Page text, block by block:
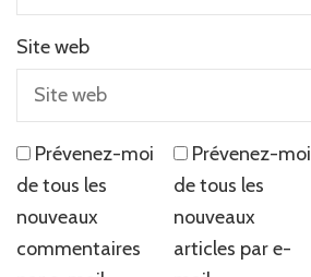
Site web
Prévenez-moi
de tous les
nouveaux
commentaires
Prévenez-moi
de tous les
nouveaux
articles par e-